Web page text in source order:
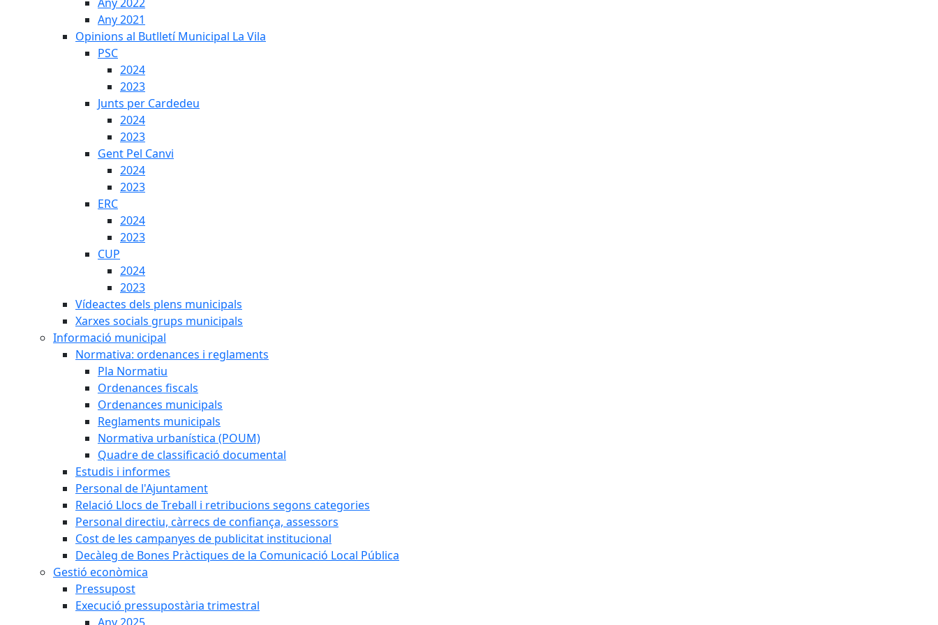
Any 2021
Opinions al Butlletí Municipal La Vila
PSC
2024
2023
Junts per Cardedeu
2024
2023
Gent Pel Canvi
2024
2023
ERC
2024
2023
CUP
2024
2023
Vídeactes dels plens municipals
Xarxes socials grups municipals
Informació municipal
Normativa: ordenances i reglaments
Pla Normatiu
Ordenances fiscals
Ordenances municipals
Reglaments municipals
Normativa urbanística (POUM)
Quadre de classificació documental
Estudis i informes
Personal de l'Ajuntament
Relació Llocs de Treball i retribucions segons categories
Personal directiu, càrrecs de confiança, assessors
Cost de les campanyes de publicitat institucional
Decàleg de Bones Pràctiques de la Comunicació Local Pública
Gestió econòmica
Pressupost
Execució pressupostària trimestral